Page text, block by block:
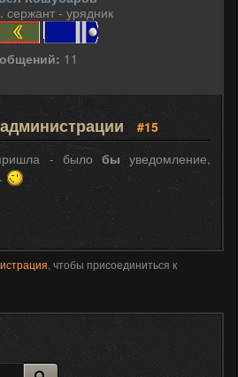
сержант - урядник
11
#15
- было бы уведомление,
, чтобы присоединиться к